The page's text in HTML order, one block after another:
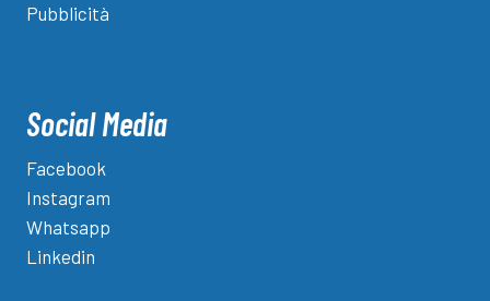
Pubblicità
Social Media
Facebook
Instagram
Whatsapp
Linkedin